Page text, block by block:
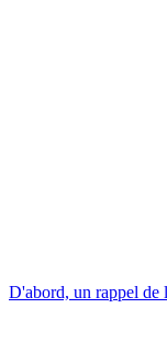
D'abord, un rappel de